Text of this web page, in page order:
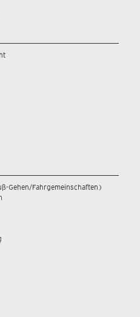
Gehen/Fahrgemeinschaften)